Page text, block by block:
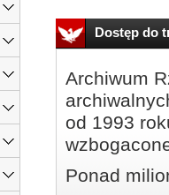
Dostęp do
Archiwum
od 1993
Ponad